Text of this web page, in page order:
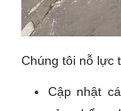
Chúng tôi nỗ lực
Cập nhật